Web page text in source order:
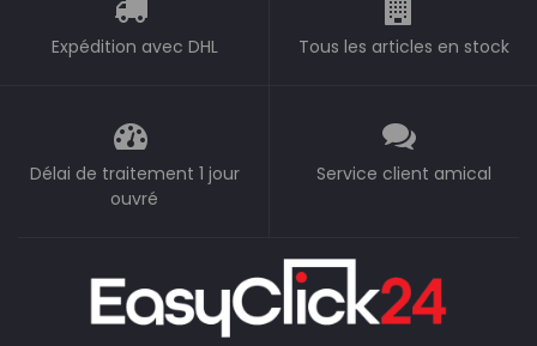
Expédition avec DHL Tous les articles en stock
Délai de traitement 1 jour
ouvré
Service client amical